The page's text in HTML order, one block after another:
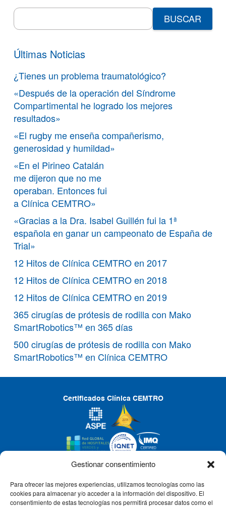
Gestionar consentimiento
Para ofrecer las mejores experiencias, utilizamos tecnologías como las
cookies para almacenar y/o acceder a la información del dispositivo. El
consentimiento de estas tecnologías nos permitirá procesar datos como el
Search
for:
Últimas Noticias
¿Tienes un problema traumatológico?
«Después de la operación del Síndrome
Compartimental he logrado los mejores
resultados»
«El rugby me enseña compañerismo,
generosidad y humildad»
«En el Pirineo Catalán
me dijeron que no me
operaban. Entonces fui
a Clínica CEMTRO»
«Gracias a la Dra. Isabel Guillén fui la 1ª
española en ganar un campeonato de España de
Trial»
12 Hitos de Clínica CEMTRO en 2017
12 Hitos de Clínica CEMTRO en 2018
12 Hitos de Clínica CEMTRO en 2019
365 cirugías de prótesis de rodilla con Mako
SmartRobotics™ en 365 días
500 cirugías de prótesis de rodilla con Mako
SmartRobotics™ en Clínica CEMTRO
Certificados Clínica CEMTRO
CLÍNICA CEMTRO